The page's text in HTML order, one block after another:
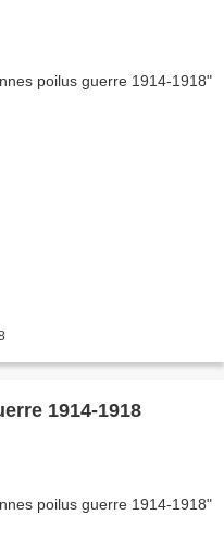
1914-1918